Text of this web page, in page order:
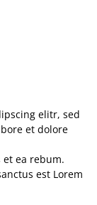
elitr, sed
et dolore
et ea rebum.
est Lorem